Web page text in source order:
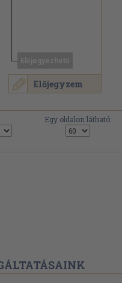
Előjegyzem
Egy oldalon látható: